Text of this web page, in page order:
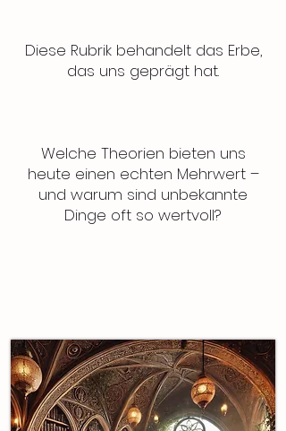
Diese Rubrik behandelt das Erbe,
das uns geprägt hat.
Welche Theorien bieten uns
heute einen echten Mehrwert –
und warum sind unbekannte
Dinge oft so wertvoll?